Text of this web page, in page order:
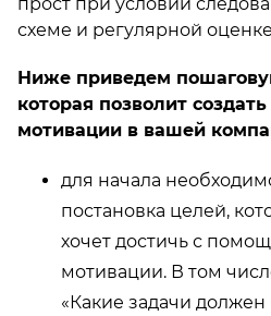
схеме и регулярной
Ниже приведем
которая позволит
мотивации в вашей
для начала
постановка целей,
хочет достичь с
мотивации. В том
«Какие задачи